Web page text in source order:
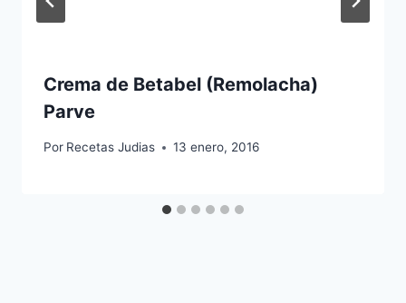
Crema de Betabel (Remolacha)
Parve
Por Recetas Judias 13 enero, 2016